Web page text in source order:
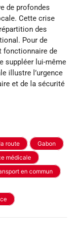
de profondes
Cette crise
des
Pour de
fonctionnaire de
suppléer lui-même
illustre l’urgence
et de la sécurité
route
Gabon
médicale
en commun